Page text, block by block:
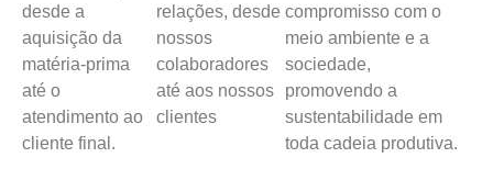
desde a
aquisição da
matéria-prima
até o
atendimento ao
cliente final.
relações, desde
nossos
colaboradores
até aos nossos
clientes
compromisso com o
meio ambiente e a
sociedade,
promovendo a
sustentabilidade em
toda cadeia produtiva.